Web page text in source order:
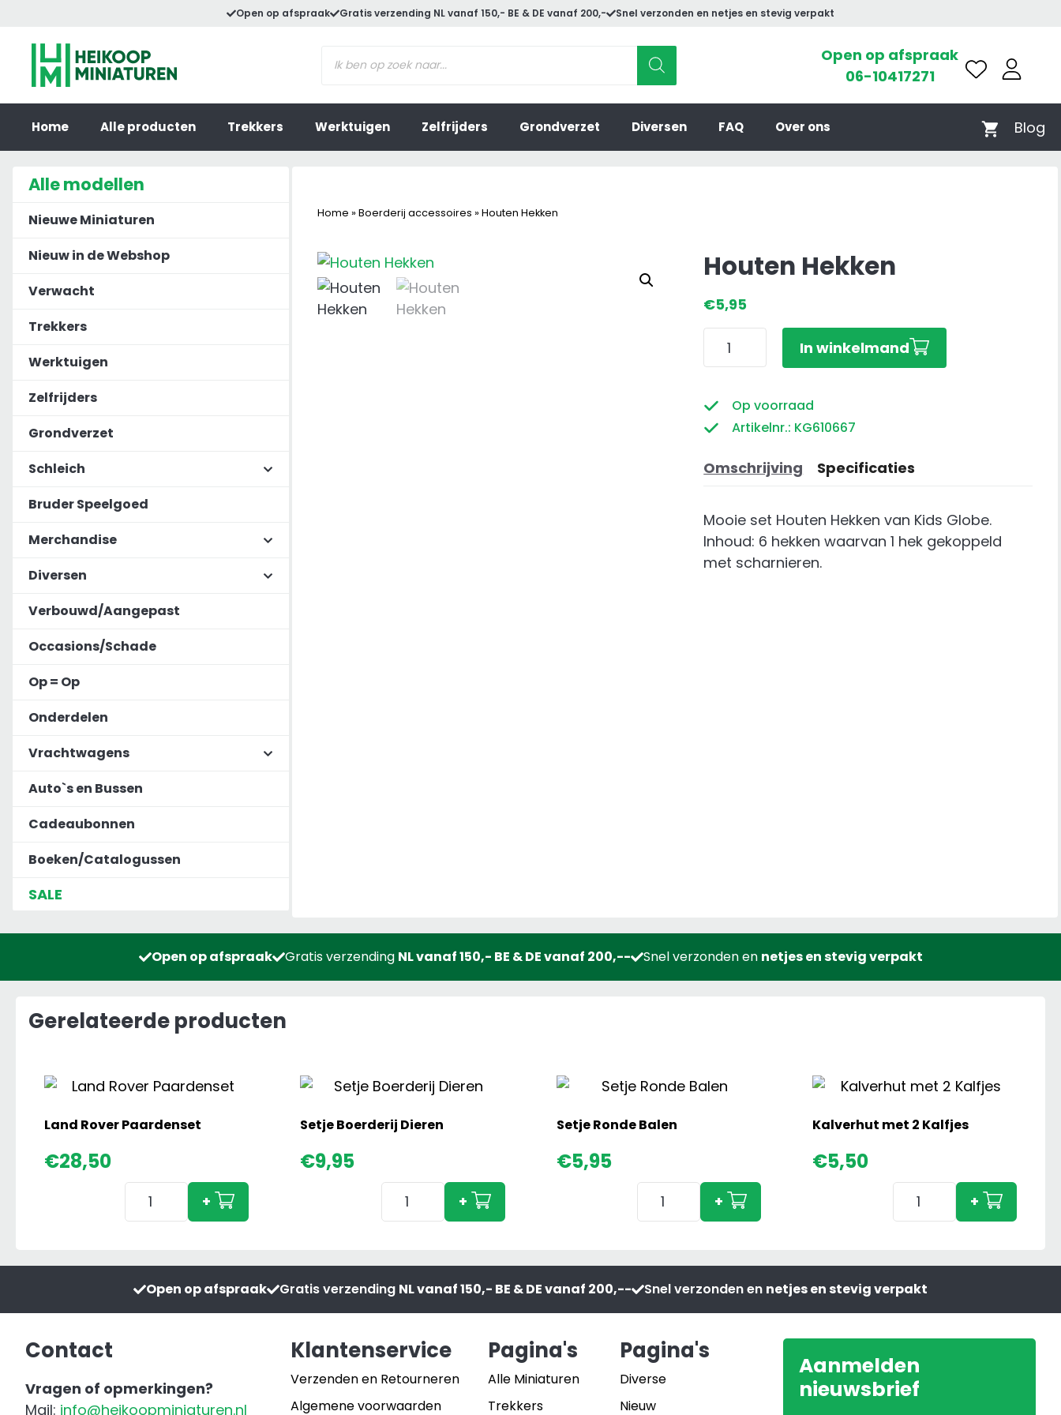
inhoud
Open op afspraak Gratis verzending NL vanaf 150,- BE & DE vanaf 200,- Snel verzonden en netjes en stevig verpakt
zoeken
Open op afspraak
06-10417271
Home Alle producten Trekkers Werktuigen Zelfrijders Grondverzet Diversen FAQ Over ons Blog
Home » Boerderij accessoires » Houten Hekken
Houten Hekken
€5,95
Houten
Hekken
In winkelmand
Op voorraad
Artikelnr.: KG610667
Omschrijving Specificaties
Mooie set Houten Hekken van Kids Globe.
Inhoud: 6 hekken waarvan 1 hek gekoppeld
met scharnieren.
Alle modellen
Nieuwe Miniaturen
Nieuw in de Webshop
Verwacht
Trekkers
Werktuigen
Zelfrijders
Grondverzet
Schleich
Bruder Speelgoed
Merchandise
Diversen
Verbouwd/Aangepast
Occasions/Schade
Op = Op
Onderdelen
Vrachtwagens
Auto`s en Bussen
Cadeaubonnen
Boeken/Catalogussen
SALE
Open op afspraak Gratis verzending NL vanaf 150,- BE & DE vanaf 200,-- Snel verzonden en netjes en stevig verpakt
Gerelateerde producten
Land Rover Paardenset
€28,50
Land
Rover
+
Setje Boerderij Dieren
€9,95
Setje
Boerderij
+
Setje Ronde Balen
€5,95
Setje
Ronde
+
Kalverhut met 2 Kalfjes
€5,50
Kalverhut
met
+
Open op afspraak Gratis verzending NL vanaf 150,- BE & DE vanaf 200,-- Snel verzonden en netjes en stevig verpakt
Contact
Vragen of opmerkingen?
Mail: info@heikoopminiaturen.nl
Klantenservice
Verzenden en Retourneren
Algemene voorwaarden
Pagina's
Alle Miniaturen
Trekkers
Pagina's
Diverse
Nieuw
Aanmelden
nieuwsbrief